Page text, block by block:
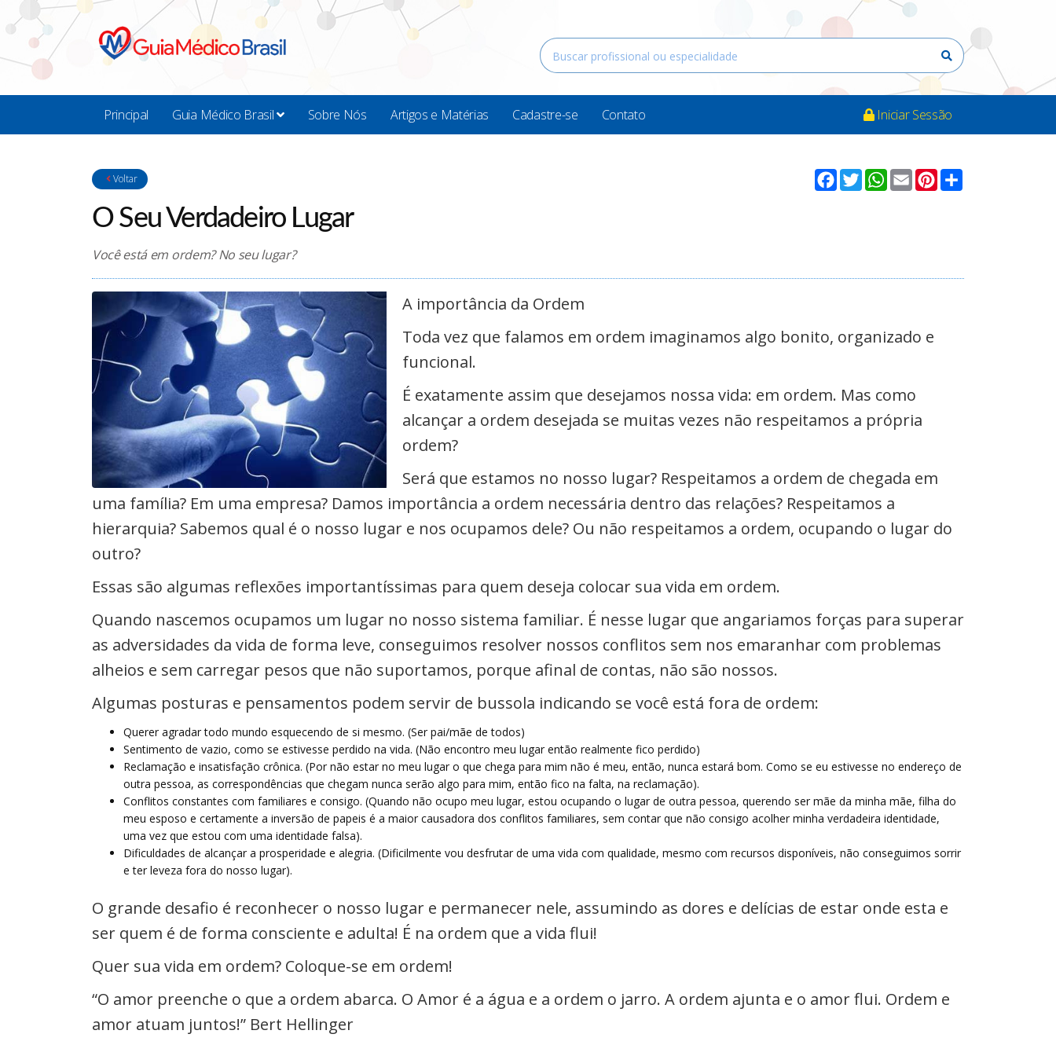
Principal Guia Médico Brasil Sobre Nós Artigos e Matérias Cadastre-se Contato Iniciar Sessão
Voltar Pinterest
Email
WhatsApp
Twitter
Facebook
O Seu Verdadeiro Lugar
Você está em ordem? No seu lugar?
A importância da Ordem
Toda vez que falamos em ordem imaginamos algo bonito, organizado e
funcional.
É exatamente assim que desejamos nossa vida: em ordem. Mas como
alcançar a ordem desejada se muitas vezes não respeitamos a própria
ordem?
Será que estamos no nosso lugar? Respeitamos a ordem de chegada em
uma família? Em uma empresa? Damos importância a ordem necessária dentro das relações? Respeitamos a
hierarquia? Sabemos qual é o nosso lugar e nos ocupamos dele? Ou não respeitamos a ordem, ocupando o lugar do
outro?
Essas são algumas reflexões importantíssimas para quem deseja colocar sua vida em ordem.
Quando nascemos ocupamos um lugar no nosso sistema familiar. É nesse lugar que angariamos forças para superar
as adversidades da vida de forma leve, conseguimos resolver nossos conflitos sem nos emaranhar com problemas
alheios e sem carregar pesos que não suportamos, porque afinal de contas, não são nossos.
Algumas posturas e pensamentos podem servir de bussola indicando se você está fora de ordem:
Querer agradar todo mundo esquecendo de si mesmo. (Ser pai/mãe de todos)
Sentimento de vazio, como se estivesse perdido na vida. (Não encontro meu lugar então realmente fico perdido)
Reclamação e insatisfação crônica. (Por não estar no meu lugar o que chega para mim não é meu, então, nunca estará bom. Como se eu estivesse no endereço de
outra pessoa, as correspondências que chegam nunca serão algo para mim, então fico na falta, na reclamação).
Conflitos constantes com familiares e consigo. (Quando não ocupo meu lugar, estou ocupando o lugar de outra pessoa, querendo ser mãe da minha mãe, filha do
meu esposo e certamente a inversão de papeis é a maior causadora dos conflitos familiares, sem contar que não consigo acolher minha verdadeira identidade,
uma vez que estou com uma identidade falsa).
Dificuldades de alcançar a prosperidade e alegria. (Dificilmente vou desfrutar de uma vida com qualidade, mesmo com recursos disponíveis, não conseguimos sorrir
e ter leveza fora do nosso lugar).
O grande desafio é reconhecer o nosso lugar e permanecer nele, assumindo as dores e delícias de estar onde esta e
ser quem é de forma consciente e adulta! É na ordem que a vida flui!
Quer sua vida em ordem? Coloque-se em ordem!
“O amor preenche o que a ordem abarca. O Amor é a água e a ordem o jarro. A ordem ajunta e o amor flui. Ordem e
amor atuam juntos!” Bert Hellinger